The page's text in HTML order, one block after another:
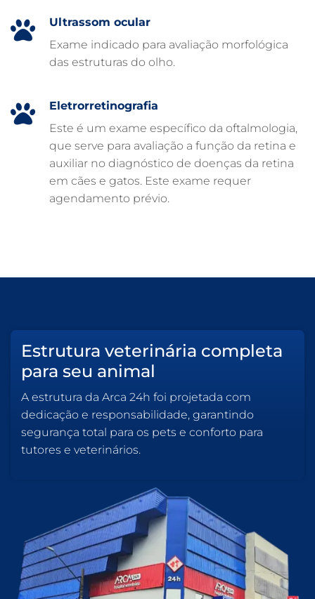
CLÍNICA VETERINÁRIA ARCA
CLÍNICA VETERINÁRIA 24 HORAS
ATENDIMENTO VETERINÁRIO
Ultrassom ocular
Exame indicado para avaliação morfológica
das estruturas do olho.
Eletrorretinografia
Este é um exame específico da oftalmologia,
que serve para avaliação a função da retina e
auxiliar no diagnóstico de doenças da retina
em cães e gatos. Este exame requer
agendamento prévio.
Estrutura veterinária completa
para seu animal
A estrutura da Arca 24h foi projetada com
dedicação e responsabilidade, garantindo
segurança total para os pets e conforto para
tutores e veterinários.